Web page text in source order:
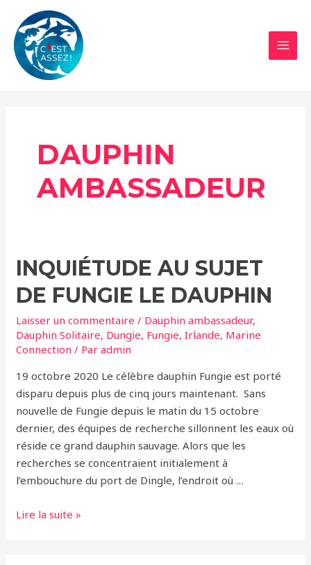
contenu
DAUPHIN
AMBASSADEUR
INQUIÉTUDE AU SUJET
DE FUNGIE LE DAUPHIN
Laisser un commentaire / Dauphin ambassadeur,
Dauphin Solitaire, Dungie, Fungie,Irlande, Marine
Connection / Paradmin
19 octobre 2020 Le célèbre dauphin Fungie est porté
disparu depuis plus de cinq jours maintenant. Sans
nouvelle de Fungie depuis le matin du 15 octobre
dernier, des équipes de recherche sillonnent les eaux où
réside ce grand dauphin sauvage. Alors que les
recherches se concentraient initialement à
l’embouchure du port de Dingle, l’endroit où …
Inquiétude
Lire la suite »